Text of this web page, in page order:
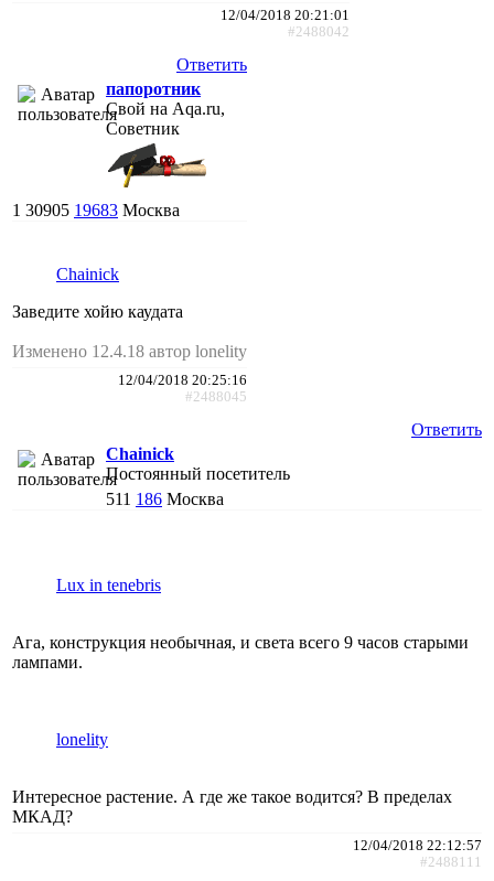
12/04/2018 20:21:01
#2488042
Ответить
папоротник
Свой на Aqa.ru,
Советник
1 30905 19683 Москва
Chainick
Заведите хойю каудата
Изменено 12.4.18 автор lonelity
12/04/2018 20:25:16
#2488045
Ответить
Chainick
Постоянный посетитель
511 186 Москва
Lux in tenebris
Ага, конструкция необычная, и света всего 9 часов старыми
лампами.
lonelity
Интересное растение. А где же такое водится? В пределах
МКАД?
12/04/2018 22:12:57
#2488111